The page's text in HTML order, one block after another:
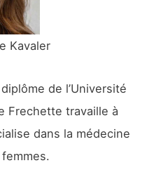
Kavaler
de l’Université
Frechette travaille à
dans la médecine